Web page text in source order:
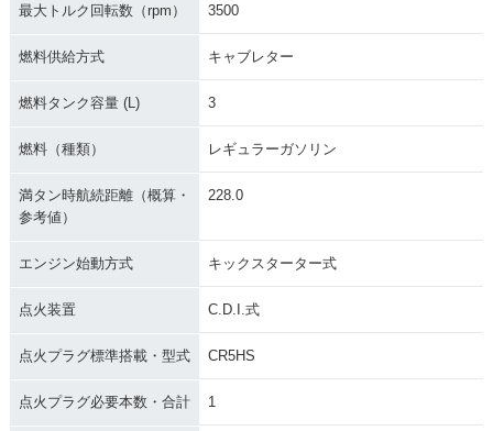
最大トルク回転数（rpm） 3500
燃料供給方式 キャブレター
燃料タンク容量 (L) 3
燃料（種類） レギュラーガソリン
満タン時航続距離（概算・
参考値）
228.0
エンジン始動方式 キックスターター式
点火装置 C.D.I.式
点火プラグ標準搭載・型式 CR5HS
点火プラグ必要本数・合計 1